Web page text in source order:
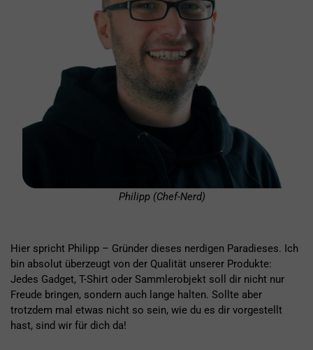
Philipp (Chef-Nerd)
Hier spricht Philipp – Gründer dieses nerdigen Paradieses. Ich
bin absolut überzeugt von der Qualität unserer Produkte:
Jedes Gadget, T-Shirt oder Sammlerobjekt soll dir nicht nur
Freude bringen, sondern auch lange halten. Sollte aber
trotzdem mal etwas nicht so sein, wie du es dir vorgestellt
hast, sind wir für dich da!